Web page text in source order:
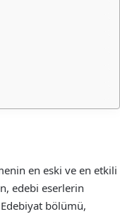
en eski ve en etkili
edebi eserlerin
bölümü,